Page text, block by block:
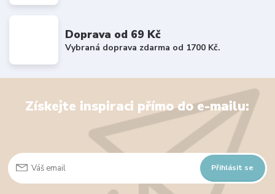
Doprava od 69 Kč
Vybraná doprava zdarma od 1700 Kč.
Získejte inspiraci přímo do e-mailu:
Přihlásit se